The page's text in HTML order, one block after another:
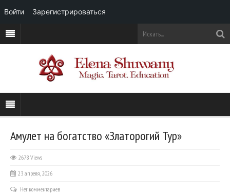
Амулет на богатство «Златорогий Тур»
2678 Views
23 апреля, 2026
Нет комментариев
Войти Зарегистрироваться